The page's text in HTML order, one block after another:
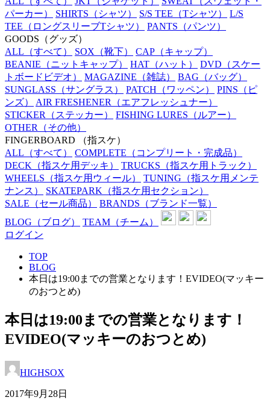
パーカー）
SHIRTS （シャツ） S/S TEE （Tシャツ）
L/S
TEE （ロングスリーブTシャツ） PANTS （パンツ）
GOODS （グッズ）
ALL （すべて） SOX （靴下） CAP （キャップ）
BEANIE （ニットキャップ） HAT （ハット） DVD （スケー
トボードビデオ）
MAGAZINE （雑誌） BAG （バッグ）
SUNGLASS （サングラス） PATCH （ワッペン） PINS （ピ
ンズ）
AIR FRESHENER （エアフレッシュナー）
STICKER （ステッカー） FISHING LURES （ルアー）
OTHER （その他）
FINGERBOARD
（指スケ）
ALL （すべて） COMPLETE （コンプリート・完成品）
DECK （指スケ用デッキ） TRUCKS （指スケ用トラック）
WHEELS （指スケ用ウィール） TUNING （指スケ用メンテ
ナンス）
SKATEPARK （指スケ用セクション）
SALE （セール商品） BRANDS （ブランド一覧）
BLOG （ブログ） TEAM （チーム）
ログイン
TOP
BLOG
本日は19:00までの営業となります！EVIDEO(マッキー
のおつとめ)
本日は19:00までの営業となります！
EVIDEO(マッキーのおつとめ)
HIGHSOX
2017年9月28日